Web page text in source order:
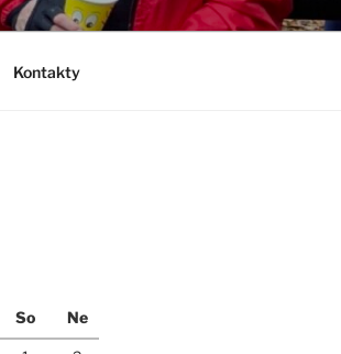
Kontakty
So Ne